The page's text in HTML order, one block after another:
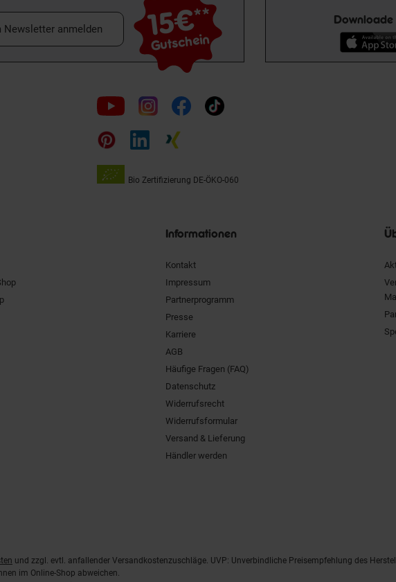
15€**
Gutschein
Newsletter anmelden
Downloade
Folge
uns
auf
Bio Zertifizierung DE-ÖKO-060
Informationen
Kontakt
Impressum
Partnerprogramm
Presse
Karriere
AGB
Häufige Fragen (FAQ)
Datenschutz
Widerrufsrecht
Widerrufsformular
Versand & Lieferung
Händler werden
und zzgl. evtl. anfallender Versandkostenzuschläge. UVP: Unverbindliche Preisempfehlung des
im Online-Shop abweichen.